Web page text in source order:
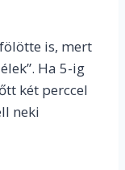
is, mert
Ha 5-ig
két perccel
neki